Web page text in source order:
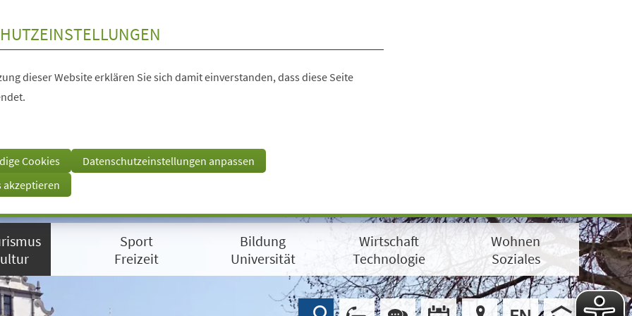
dieser Website erklären Sie sich damit einverstanden, dass diese Seite
Cookies
Datenschutzeinstellungen anpassen
akzeptieren
Sport
Freizeit
Bildung
Universität
Wirtschaft
Technologie
Wohnen
Soziales